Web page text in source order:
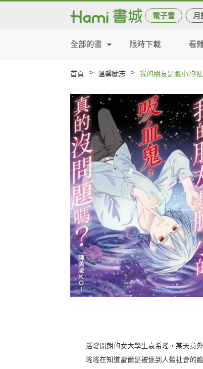
電子書 月
全部的書 限時下載 看
首頁 > 溫馨勵志 > 我的朋友是膽小的
活發開朗的女大學生袁希瑤，某天意
瑤瑤在知道雷爾是被逐到人類社會的